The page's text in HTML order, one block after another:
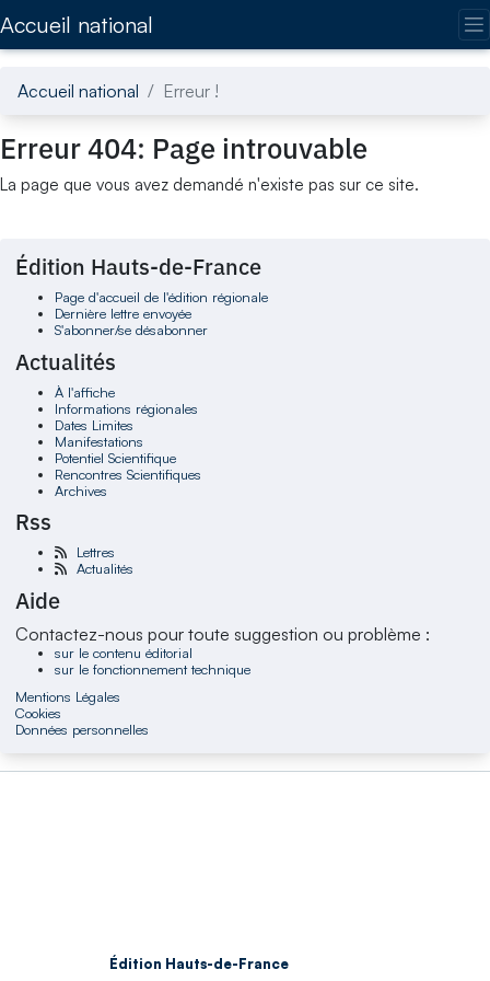
Accueil national
Accueil national Erreur !
Erreur 404: Page introuvable
La page que vous avez demandé n'existe pas sur ce site.
Édition Hauts-de-France
Page d'accueil de l'édition régionale
Dernière lettre envoyée
S'abonner/se désabonner
Actualités
À l'affiche
Informations régionales
Dates Limites
Manifestations
Potentiel Scientifique
Rencontres Scientifiques
Archives
Rss
Lettres
Actualités
Aide
Contactez-nous pour toute suggestion ou problème :
sur le contenu éditorial
sur le fonctionnement technique
Mentions Légales
Cookies
Données personnelles
Édition Hauts-de-France